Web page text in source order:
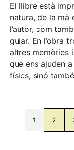
El llibre està
natura, de la mà
l’autor, com
guiar. En l’obra
altres memòries
que ens ajuden
físics, sinó
1 2